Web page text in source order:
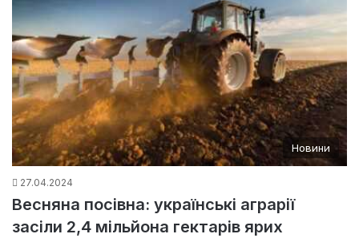
Новини
27.04.2024
Весняна посівна: українські аграрії
засіли 2,4 мільйона гектарів ярих